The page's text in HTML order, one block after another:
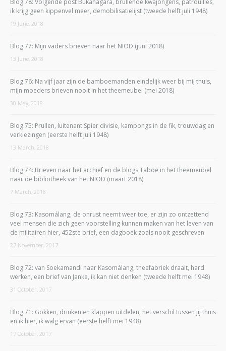
ik krijg geen kippenvel meer, demobilisatielijst (tweede helft juli 1948)
19 June, 2018
Blog 77: Mijn vaders brieven naar het NIOD (juni 2018)
13 June, 2018
Blog 76: Na vijf jaar zijn de bamboemanden eindelijk weer bij mij thuis,
mijn moeders brieven nooit in het theemeubel (mei 2018)
30 May, 2018
Blog 75: Prullen, luitenant Spier divisie, kampongs in de fik, trouwdag en
verkiezingen (eerste helft juli 1948)
13 March, 2018
Blog 74: Brieven naar het archief en de blogs Taboe in het theemeubel
naar de bibliotheek van het NIOD (maart 2018)
7 March, 2018
Blog 73: Kasomálang, de onrust neemt weer toe, er zijn zo ontzettend
veel mensen die zich geen voorstelling kunnen maken van het leven van
de militairen hier, 452ste brief, een dagboek zoals nooit geschreven
27 November, 2017
Blog 72: van Soekamandi naar Kasomálang, theefabriek draait, hard
werken, een brief van Janke, ik kan niet denken (tweede helft mei 1948)
31 October, 2017
Blog 71: Gokken, drinken en klappen uitdelen, het verschil tussen jij thuis
en ik hier, ik walg ervan (eerste helft mei 1948)
17 October, 2017